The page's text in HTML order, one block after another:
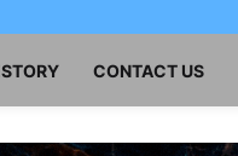
CONTACT US